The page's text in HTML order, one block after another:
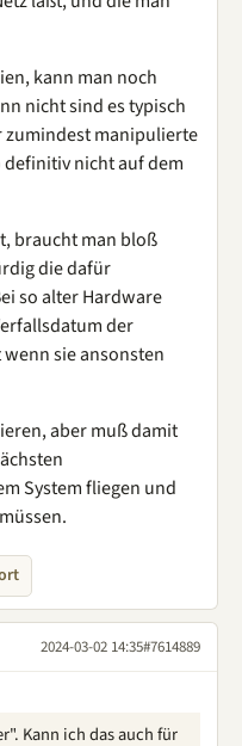
kann man noch
nicht sind es typisch
zumindest manipulierte
nicht auf dem
braucht man bloß
die dafür
so alter Hardware
der
sie ansonsten
aber muß damit
System fliegen und
2024-03-02 14:35#7614889
Kann ich das auch für